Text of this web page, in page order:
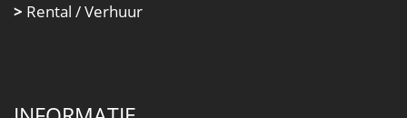
> Rental / Verhuur